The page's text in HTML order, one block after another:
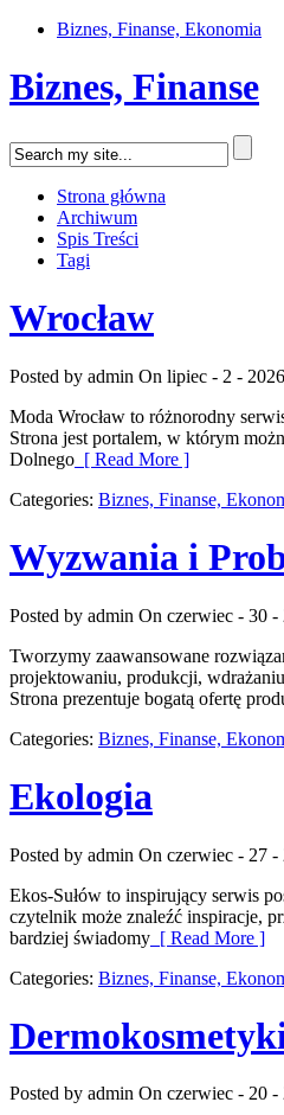
Biznes, Finanse, Ekonomia
Biznes, Finanse
Strona główna
Archiwum
Spis Treści
Tagi
Wrocław
Posted by admin On lipiec - 2 - 2026
Moda Wrocław to różnorodny
Strona jest portalem, w którym
Dolnego [ Read More ]
Categories: Biznes, Finanse,
Wyzwania i
Posted by admin On czerwiec - 30 -
Tworzymy zaawansowane
projektowaniu, produkcji,
Strona prezentuje bogatą ofertę
Categories: Biznes, Finanse,
Ekologia
Posted by admin On czerwiec - 27 -
Ekos-Sułów to inspirujący serwis
czytelnik może znaleźć inspiracje,
bardziej świadomy [ Read More ]
Categories: Biznes, Finanse,
Posted by admin On czerwiec - 20 -